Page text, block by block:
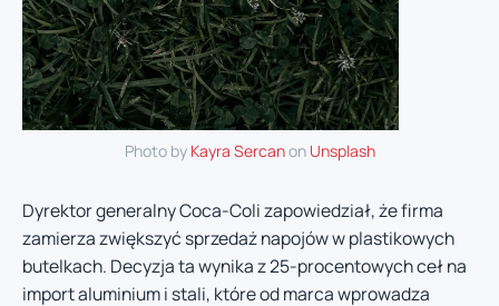
Photo by Kayra Sercanon Unsplash
Dyrektor generalny Coca-Coli zapowiedział, że firma
zamierza zwiększyć sprzedaż napojów w plastikowych
butelkach. Decyzja ta wynika z 25-procentowych ceł na
import aluminium i stali, które od marca wprowadza